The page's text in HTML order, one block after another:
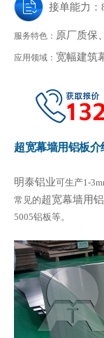
接单能力：
服务特色： 原厂质保
应用领域： 宽幅建筑
超宽幕墙用铝板介
明泰铝业可生产1-
常见的超宽幕墙用
5005铝板等。